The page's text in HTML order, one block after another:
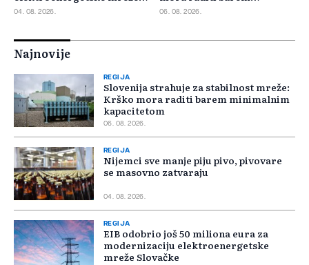
Slovačke
04. 08. 2026.
minimalnim kapacitetom
06. 08. 2026.
Najnovije
REGIJA
Slovenija strahuje za stabilnost mreže:
Krško mora raditi barem minimalnim
kapacitetom
06. 08. 2026.
REGIJA
Nijemci sve manje piju pivo, pivovare
se masovno zatvaraju
04. 08. 2026.
REGIJA
EIB odobrio još 50 miliona eura za
modernizaciju elektroenergetske
mreže Slovačke